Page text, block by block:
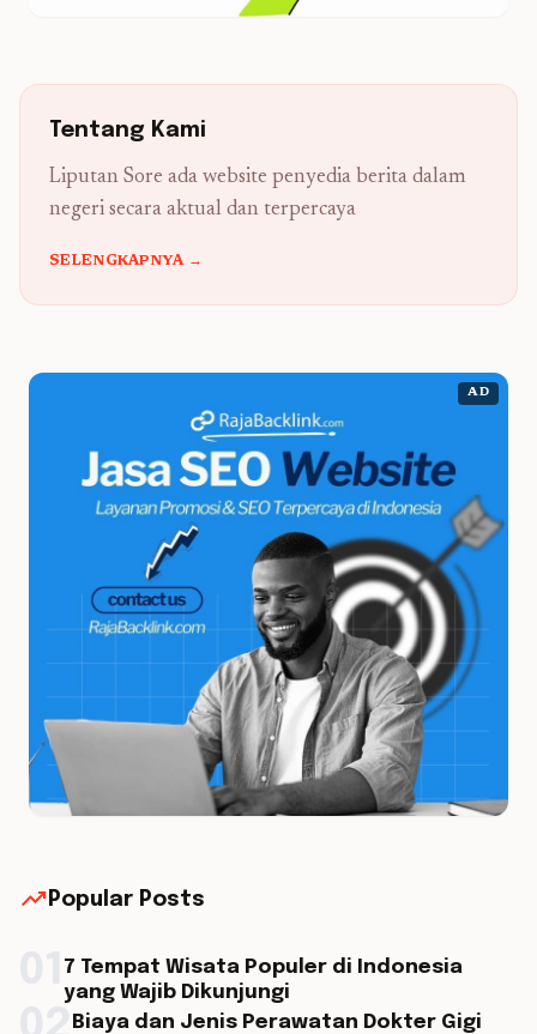
Tentang Kami
Liputan Sore ada website penyedia berita dalam
negeri secara aktual dan terpercaya
SELENGKAPNYA →
AD
trending_up Popular Posts
7 Tempat Wisata Populer di Indonesia
yang Wajib Dikunjungi
Biaya dan Jenis Perawatan Dokter Gigi